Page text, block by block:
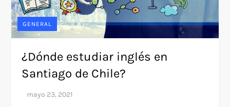
GENERAL
¿Dónde estudiar inglés en
Santiago de Chile?